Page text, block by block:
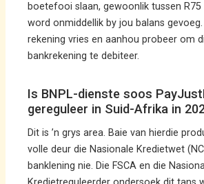
boetefooi slaan, gewoonlik tussen R75
word onmiddellik by jou balans
rekening vries en aanhou probeer om
bankrekening te debiteer.
Is BNPL-dienste soos
gereguleer in Suid-Afrika in
Dit is ’n grys area. Baie van hierdie
volle deur die Nasionale Kredietwet
banklening nie. Die FSCA en die